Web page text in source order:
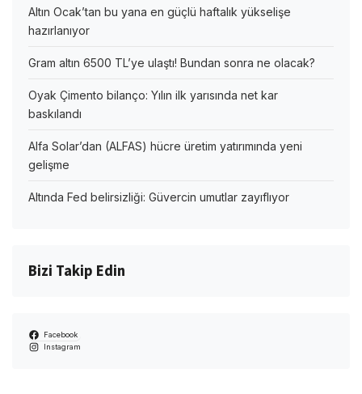
Altın Ocak’tan bu yana en güçlü haftalık yükselişe
hazırlanıyor
Gram altın 6500 TL’ye ulaştı! Bundan sonra ne olacak?
Oyak Çimento bilanço: Yılın ilk yarısında net kar
baskılandı
Alfa Solar’dan (ALFAS) hücre üretim yatırımında yeni
gelişme
Altında Fed belirsizliği: Güvercin umutlar zayıflıyor
Bizi Takip Edin
Facebook
Instagram